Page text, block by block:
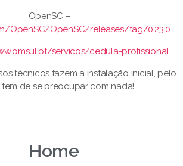
OpenSC –
OpenSC/OpenSC/releases/tag/0.23.0
servicos/cedula-profissional
técnicos fazem a instalação inicial, pelo
de se preocupar com nada!
Home